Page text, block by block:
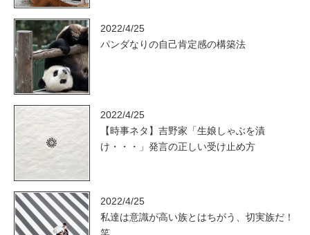
2022/4/25
パンダなりの自己肯定感の構築法
2022/4/25
【時事ネタ】吉野家「生娘しゃぶを漬
け・・・」発言の正しい受け止め方
2022/4/25
私達は意識が高い族とはちがう、切実族だ！